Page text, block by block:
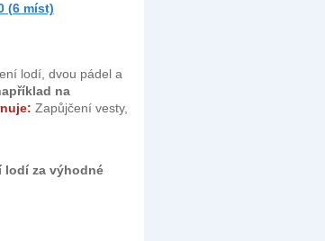
(6 míst)
lodí, dvou pádel a
na
Zapůjčení vesty,
lodí za výhodné